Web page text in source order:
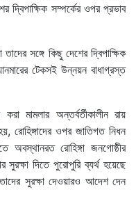
দ্বিপাক্ষিক সম্পর্কের ওপর প্রভাব
সঙ্গে কিছু দেশের দ্বিপাক্ষিক
টেকসই উন্নয়ন বাধাগ্রস্ত
মামলার অন্তর্বর্তীকালীন রায়
রোহিঙ্গাদের ওপর জাতিগত নিধন
অবস্থানরত রোহিঙ্গা জনগোষ্ঠীর
দিতে পুরোপুরি ব্যর্থ হয়েছে
সুরক্ষা দেওয়ারও আদেশ দেন